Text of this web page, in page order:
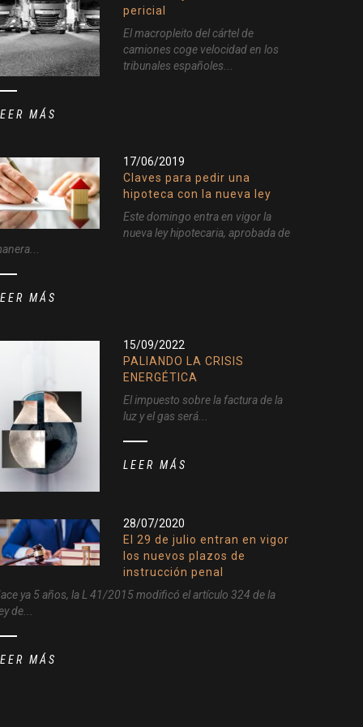
pericial
El macropleito del cártel de
camiones coge velocidad en los
tribunales españoles...
MÁS
17/06/2019
Claves para pedir una
hipoteca con la nueva ley
Este domingo entra en vigor la
nueva ley hipotecaria, aprobada de
MÁS
15/09/2022
PALIANDO LA CRISIS
ENERGÉTICA
El impuesto sobre la factura de la
luz y el gas será...
LEER MÁS
28/07/2020
El 29 de julio entran en vigor
los nuevos plazos de
instrucción penal
ya 5 años, la L 41/2015 modificó el artículo 324 de la
de...
MÁS